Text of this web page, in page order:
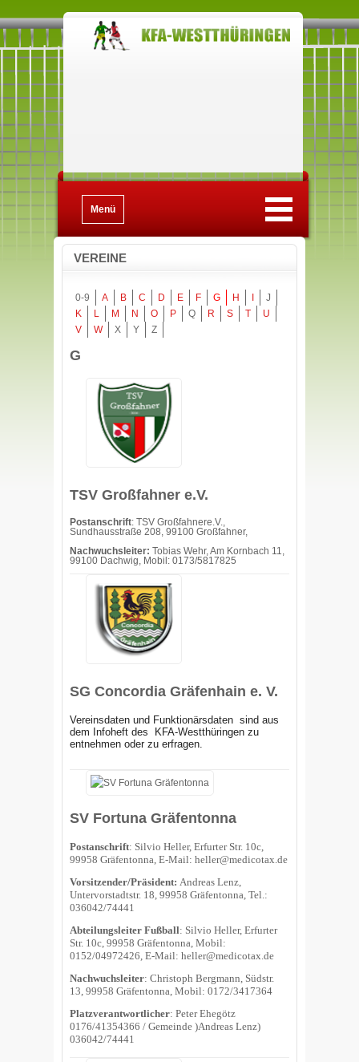
Menü
VEREINE
0-9 A B C D E F G H
J
K
L M N O P Q R S T
U
V
W X Y Z
G
TSV Großfahner e.V.
Postanschrift: TSV Großfahnere.V.,
Sundhausstraße 208, 99100 Großfahner,
Nachwuchsleiter: Tobias Wehr, Am Kornbach 11,
99100 Dachwig, Mobil: 0173/5817825
SG Concordia Gräfenhain e. V.
Vereinsdaten und Funktionärsdaten sind aus
dem Infoheft des
KFA-Westthüringen zu
entnehmen oder zu erfragen.
SV Fortuna Gräfentonna
Postanschrift: Silvio Heller, Erfurter Str. 10c,
99958 Gräfentonna, E-Mail: heller@medicotax.de
Vorsitzender/Präsident: Andreas Lenz,
Untervorstadtstr. 18, 99958 Gräfentonna, Tel.:
036042/74441
Abteilungsleiter Fußball: Silvio Heller, Erfurter
Str. 10c, 99958 Gräfentonna, Mobil:
0152/04972426, E-Mail: heller@medicotax.de
Nachwuchsleiter: Christoph Bergmann, Südstr.
13, 99958 Gräfentonna, Mobil: 0172/3417364
Platzverantwortlicher: Peter Ehegötz
0176/41354366 / Gemeinde )Andreas Lenz)
036042/74441